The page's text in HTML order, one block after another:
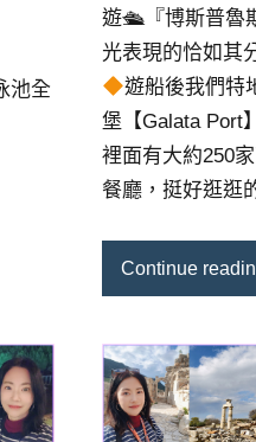
池全
遊🛳『博斯普魯
光表現的恰如其
遊船後我們特
堡【Galata Port
裡面有大約250
餐廳，挺好逛逛
Continue